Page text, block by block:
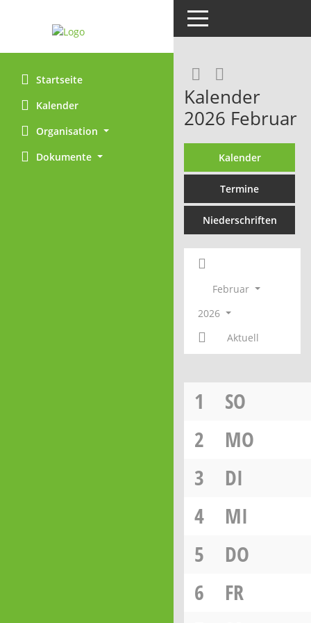
Startseite
Kalender
Organisation
Dokumente
Toggle navigation
Kalender
2026 Februar
Kalender
Termine
Niederschriften
Februar
2026
Aktuell
1
SO
2
MO
3
DI
4
MI
5
DO
6
FR